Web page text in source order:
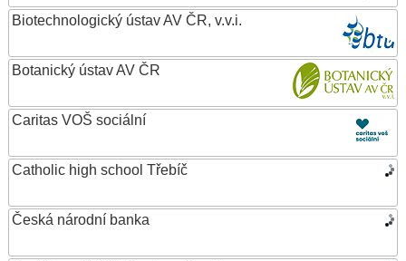
Biotechnologický ústav AV ČR, v.v.i.
Botanický ústav AV ČR
Caritas VOŠ sociální
Catholic high school Třebíč
Česká národní banka